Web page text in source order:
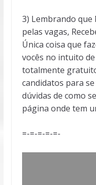
3) Lembrando que
pelas vagas,
Única coisa que
vocês no intuito
totalmente
candidatos para
dúvidas de como
página onde tem
=-=-=-=-=-